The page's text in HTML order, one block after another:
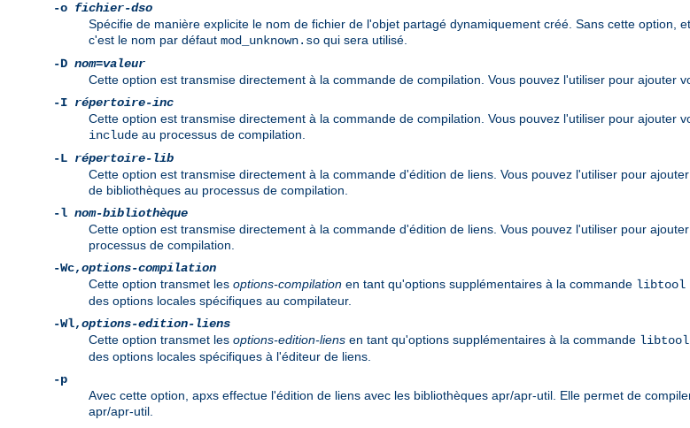
-o fichier-dso
Spécifie de manière explicite le nom de fichier de l'objet partagé dynamiquement créé. Sans cette option,
c'est le nom par défaut mod_unknown.so qui sera utilisé.
-D nom=valeur
Cette option est transmise directement à la commande de compilation. Vous pouvez l'utiliser pour ajouter
-I répertoire-inc
Cette option est transmise directement à la commande de compilation. Vous pouvez l'utiliser pour ajouter
include au processus de compilation.
-L répertoire-lib
Cette option est transmise directement à la commande d'édition de liens. Vous pouvez l'utiliser pour
de bibliothèques au processus de compilation.
-l nom-bibliothèque
Cette option est transmise directement à la commande d'édition de liens. Vous pouvez l'utiliser pour
processus de compilation.
-Wc,options-compilation
Cette option transmet les options-compilation en tant qu'options supplémentaires à la commande libtool
des options locales spécifiques au compilateur.
-Wl,options-edition-liens
Cette option transmet les options-edition-liens en tant qu'options supplémentaires à la commande libtool
des options locales spécifiques à l'éditeur de liens.
-p
Avec cette option, apxs effectue l'édition de liens avec les bibliothèques apr/apr-util. Elle permet de
apr/apr-util.